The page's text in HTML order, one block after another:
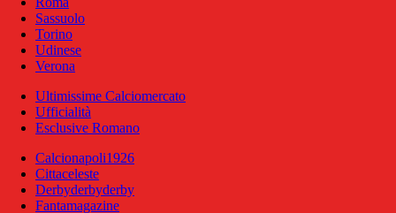
Sassuolo
Torino
Udinese
Verona
Ultimissime Calciomercato
Ufficialità
Esclusive Romano
Calcionapoli1926
Cittaceleste
Derbyderbyderby
Fantamagazine